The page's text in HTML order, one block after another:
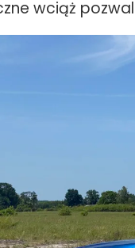
wciąż